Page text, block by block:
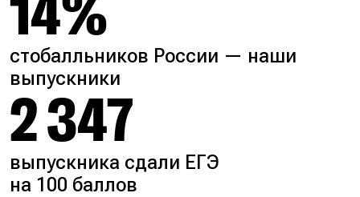
стобалльников России — наши
выпускники
2 347
выпускника сдали ЕГЭ
на 100 баллов